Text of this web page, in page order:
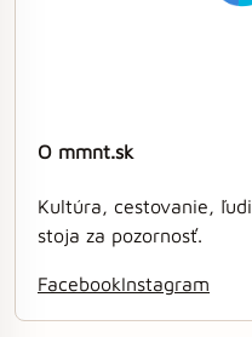
O mmnt.sk
Kultúra, cestovanie,
stoja za pozornosť.
FacebookInstagram